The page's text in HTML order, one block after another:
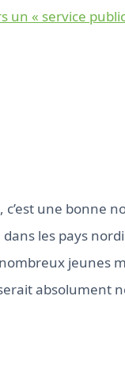
un « service
une bonne
les pays
jeunes
absolument